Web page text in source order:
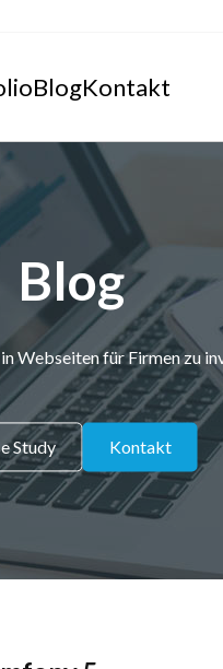
BlogKontakt
Blog
Webseiten für Firmen zu
Study Kontakt